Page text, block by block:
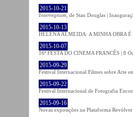
2015-10-21
Interregnum , de Stan Douglas |
2015-10-13
HELENA ALMEIDA: A MINHA OBRA É
2015-10-07
16ª FESTA DO CINEMA FRANCÊS | 8
2015-09-29
Festival Internacional Filmes sobre Arte
2015-09-22
Festival Internacional de Fotografia
2015-09-16
Novas exposições na Plataforma